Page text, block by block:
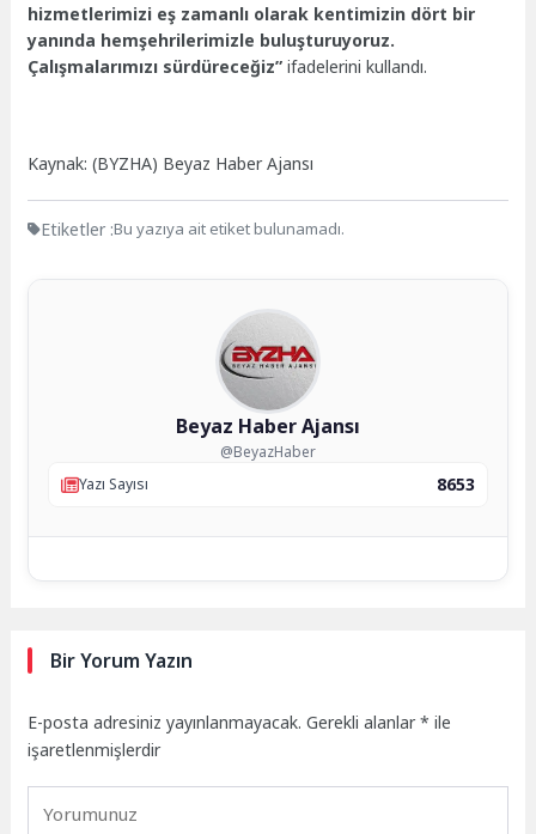
hizmetlerimizi eş zamanlı olarak kentimizin dört bir
yanında hemşehrilerimizle buluşturuyoruz.
Çalışmalarımızı sürdüreceğiz” ifadelerini kullandı.
Kaynak: (BYZHA) Beyaz Haber Ajansı
Etiketler :Bu yazıya ait etiket bulunamadı.
Beyaz Haber Ajansı
@BeyazHaber
Yazı Sayısı
8653
Bir Yorum Yazın
E-posta adresiniz yayınlanmayacak. Gerekli alanlar* ile
işaretlenmişlerdir